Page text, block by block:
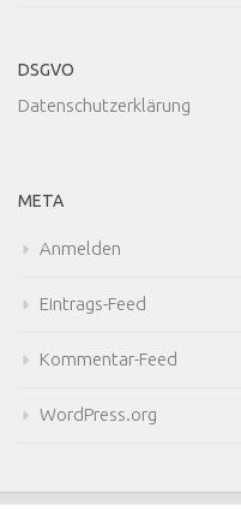
DSGVO
Datenschutzerklärung
META
Anmelden
Eintrags-Feed
Kommentar-Feed
WordPress.org